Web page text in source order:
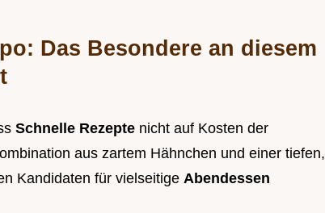
Das Besondere an diesem
Schnelle Rezepte nicht auf Kosten der
aus zartem Hähnchen und einer tiefen,
Kandidaten für vielseitige Abendessen